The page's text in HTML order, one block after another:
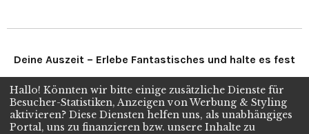
Deine Auszeit – Erlebe Fantastisches und halte es fest
Folge uns
Hallo! Könnten wir bitte einige zusätzliche Dienste für
Besucher-Statistiken, Anzeigen von Werbung & Styling
aktivieren? Diese Diensten helfen uns, als unabhängiges
Portal, uns zu finanzieren bzw. unsere Inhalte zu